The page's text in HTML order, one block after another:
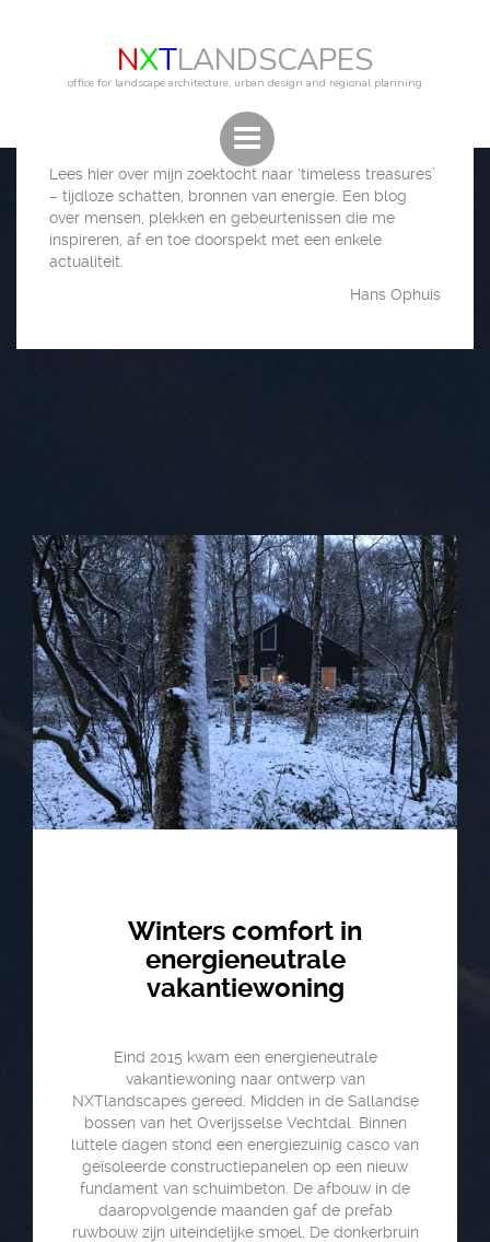
NXTLANDSCAPES
office for landscape architecture, urban design and regional planning
Lees hier over mijn zoektocht naar ‘timeless treasures’
– tijdloze schatten, bronnen van energie. Een blog
over mensen, plekken en gebeurtenissen die me
inspireren, af en toe doorspekt met een enkele
actualiteit.
Hans Ophuis
Winters comfort in
energieneutrale
vakantiewoning
Eind 2015 kwam een energieneutrale
vakantiewoning naar ontwerp van
NXTlandscapes gereed. Midden in de Sallandse
bossen van het Overijsselse Vechtdal. Binnen
luttele dagen stond een energiezuinig casco van
geïsoleerde constructiepanelen op een nieuw
fundament van schuimbeton. De afbouw in de
daaropvolgende maanden gaf de prefab
ruwbouw zijn uiteindelijke smoel. De donkerbruin